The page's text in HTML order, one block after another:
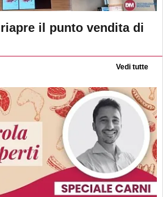
il punto vendita di
Vedi tutte